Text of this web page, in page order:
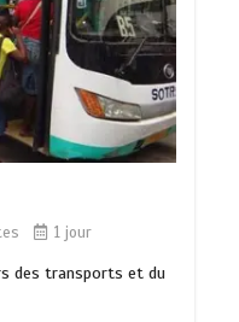
1 jour
des transports et du